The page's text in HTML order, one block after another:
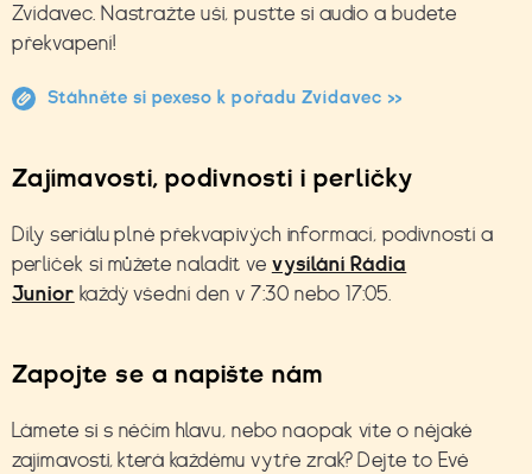
Zvídavec. Nastražte uši, pusťte si audio a budete
překvapení!
Stáhněte si pexeso k pořadu Zvídavec >>
Zajímavosti, podivnosti i perličky
Díly seriálu plné překvapivých informací, podivností a
perliček si můžete naladit ve vysílání Rádia
Junior každý všední den v 7:30 nebo 17:05.
Zapojte se a napište nám
Lámete si s něčím hlavu, nebo naopak víte o nějaké
zajímavosti, která každému vytře zrak? Dejte to Evě